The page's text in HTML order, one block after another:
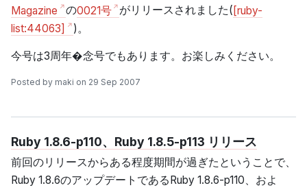
Magazine
の0021号 がリリースされました( [ruby-
list:44063]
)。
今号は3周年�念号でもあります。お楽しみください。
Posted by maki on 29 Sep 2007
Ruby 1.8.6-p110、Ruby 1.8.5-p113 リリース
前回のリリースからある程度期間が過ぎたということで、
Ruby 1.8.6のアップデートであるRuby 1.8.6-p110、およ